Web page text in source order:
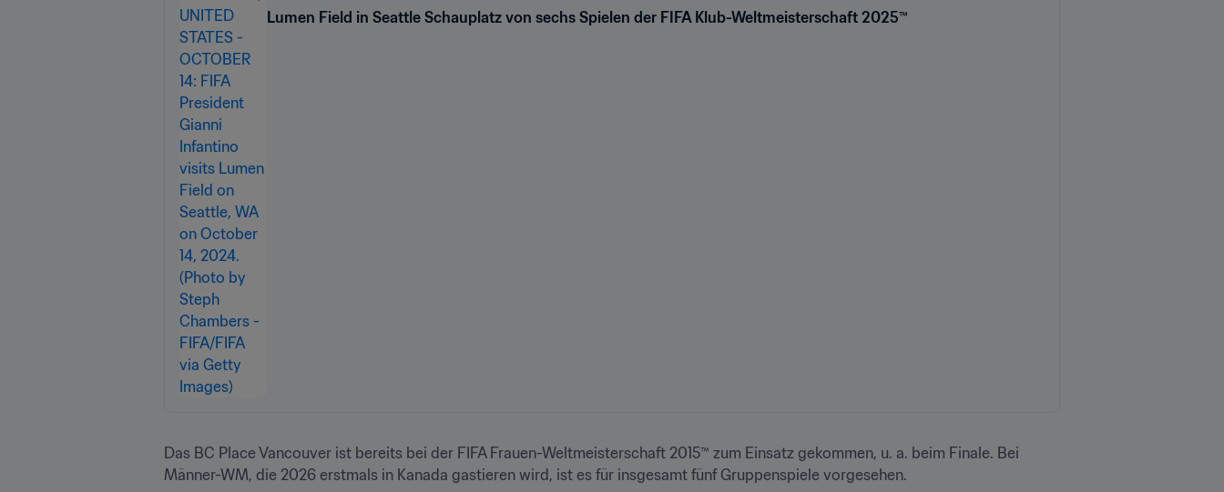
Lumen Field in Seattle Schauplatz von sechs Spielen der FIFA Klub-Weltmeisterschaft 2025™
Das BC Place Vancouver ist bereits bei der FIFA Frauen-Weltmeisterschaft 2015™ zum Einsatz gekommen, u. a. beim Finale. Bei
Männer-WM, die 2026 erstmals in Kanada gastieren wird, ist es für insgesamt fünf Gruppenspiele vorgesehen.